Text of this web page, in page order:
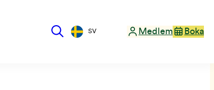
SV Medlem Boka